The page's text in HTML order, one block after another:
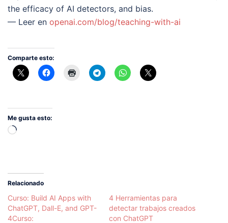
the efficacy of AI detectors, and bias.
— Leer en openai.com/blog/teaching-with-ai
Comparte esto:
Me gusta esto:
Cargando...
Relacionado
Curso: Build AI Apps with
ChatGPT, Dall-E, and GPT-
4Curso:
4 Herramientas para
detectar trabajos creados
con ChatGPT